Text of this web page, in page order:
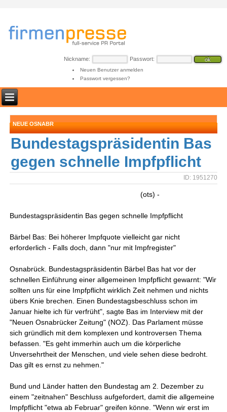
Nickname: Passwort:
Neuen Benutzer anmelden
Passwort vergessen?
NEUE OSNABR
Bundestagspräsidentin Bas
gegen schnelle Impfpflicht
ID: 1951270
(ots) -
Bundestagspräsidentin Bas gegen schnelle Impfpflicht
Bärbel Bas: Bei höherer Impfquote vielleicht gar nicht
erforderlich - Falls doch, dann "nur mit Impfregister"
Osnabrück. Bundestagspräsidentin Bärbel Bas hat vor der
schnellen Einführung einer allgemeinen Impfpflicht gewarnt: "Wir
sollten uns für eine Impfpflicht wirklich Zeit nehmen und nichts
übers Knie brechen. Einen Bundestagsbeschluss schon im
Januar hielte ich für verfrüht", sagte Bas im Interview mit der
"Neuen Osnabrücker Zeitung" (NOZ). Das Parlament müsse
sich gründlich mit dem komplexen und kontroversen Thema
befassen. "Es geht immerhin auch um die körperliche
Unversehrtheit der Menschen, und viele sehen diese bedroht.
Das gilt es ernst zu nehmen."
Bund und Länder hatten den Bundestag am 2. Dezember zu
einem "zeitnahen" Beschluss aufgefordert, damit die allgemeine
Impfpflicht "etwa ab Februar" greifen könne. "Wenn wir erst im